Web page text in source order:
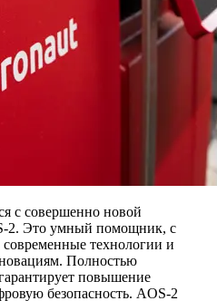
с совершенно новой
2. Это умный помощник, с
технологии и
Полностью
повышение
безопасность. AOS-2